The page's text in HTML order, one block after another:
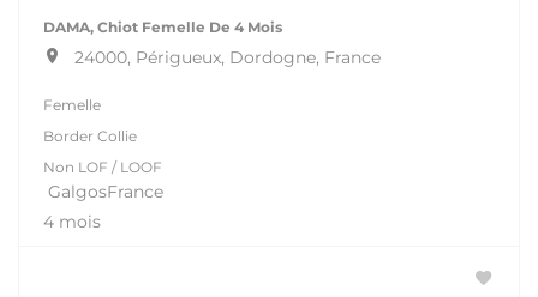
DAMA, Chiot Femelle De 4 Mois
24000, Périgueux, Dordogne, France
Femelle
Border Collie
Non LOF / LOOF
GalgosFrance
4 mois